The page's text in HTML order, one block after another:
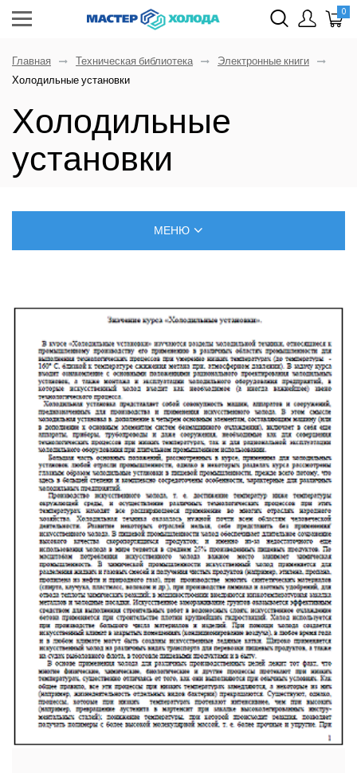
0
Главная Техническая библиотека
Электронные книги
Холодильные установки
Холодильные
установки
МЕНЮ
САМОСТОЯТЕЛЬНЫЙ МОНТАЖ КОНДИЦИОНЕРОВ
ПОЗНАВАТЕЛЬНЫЕ СТАТЬИ
ИНВЕРТОРНЫЕ КОНДИЦИОНЕРЫ
СПРАВОЧНЫЕ МАТЕРИАЛЫ
КОНДИЦИОНИРОВАНИЕ СЕРВЕРНОЙ
ИСТОРИЯ БРЕНДОВ